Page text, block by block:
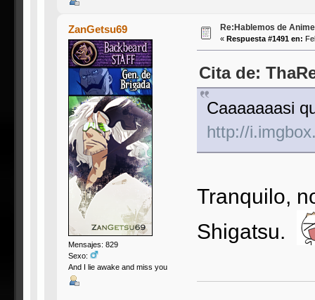
ZanGetsu69
Mensajes: 829
Sexo:
And I lie awake and miss you
Re:Hablemos de
« Respuesta #1491 en:
Cita de:
Caaaaaaasi
http://
Tranquilo,
Shigatsu.